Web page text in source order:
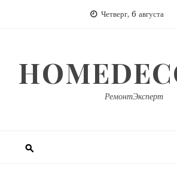
Четверг, 6 августа
РемонтЭксперт